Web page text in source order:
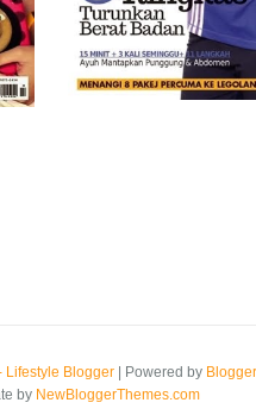
Lifestyle Blogger | Powered by Blogger
by NewBloggerThemes.com